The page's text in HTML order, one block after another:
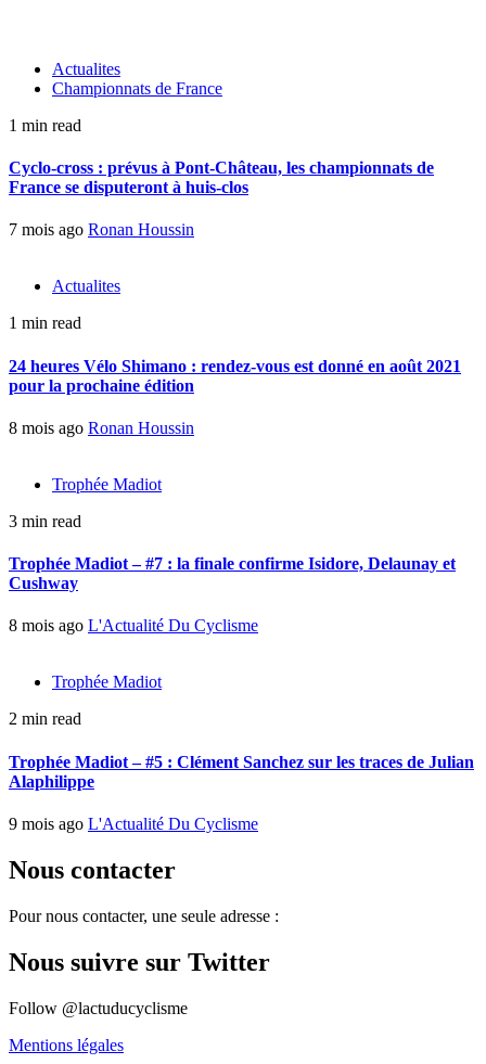
Actualites
Championnats de France
1 min read
Cyclo-cross : prévus à Pont-Château, les championnats de
France se disputeront à huis-clos
7 mois ago Ronan Houssin
Actualites
1 min read
24 heures Vélo Shimano : rendez-vous est donné en août 2021
pour la prochaine édition
8 mois ago Ronan Houssin
Trophée Madiot
3 min read
Trophée Madiot – #7 : la finale confirme Isidore, Delaunay et
Cushway
8 mois ago L'Actualité Du Cyclisme
Trophée Madiot
2 min read
Trophée Madiot – #5 : Clément Sanchez sur les traces de Julian
Alaphilippe
9 mois ago L'Actualité Du Cyclisme
Nous contacter
Pour nous contacter, une seule adresse :
Nous suivre sur Twitter
Follow @lactuducyclisme
Mentions légales